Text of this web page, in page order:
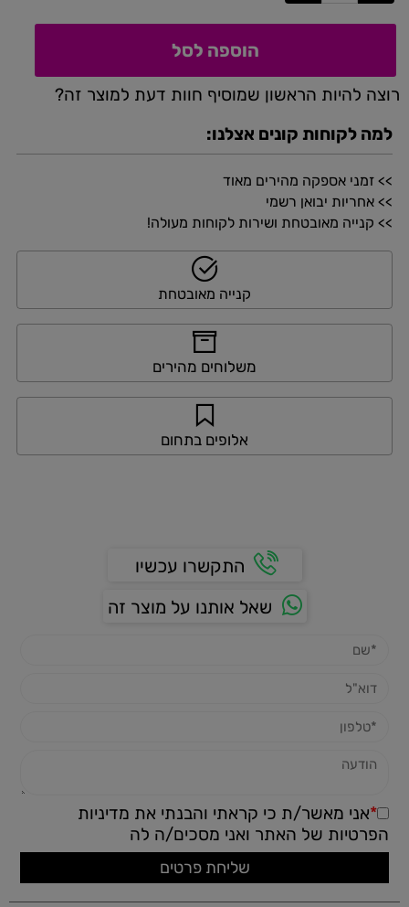
הוספה לסל
רוצה להיות הראשון שמוסיף חוות דעת למוצר זה?
למה לקוחות קונים אצלנו:
>> זמני אספקה מהירים מאוד
>> אחריות יבואן רשמי
>> קנייה מאובטחת ושירות לקוחות מעולה!
קנייה מאובטחת
משלוחים מהירים
אלופים בתחום
התקשרו עכשיו
שאל אותנו על מוצר זה
*אני מאשר/ת כי קראתי והבנתי את מדיניות
הפרטיות של האתר ואני מסכים/ה לה